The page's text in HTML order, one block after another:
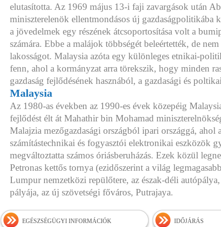
elutasította. Az 1969 május 13-i faji zavargások után
miniszterelenök ellentmondásos új gazdaságpolitikába
a jövedelmek egy részének átcsoportosítása volt a
számára. Ebbe a malájok többségét beleértették, de
lakosságot. Malaysia azóta egy különleges etnikai-
fenn, ahol a kormányzat arra törekszik, hogy minden
gazdaság fejlődésének hasznából, a gazdasági és
Malaysia
Az 1980-as években az 1990-es évek közepéig
fejlődést élt át Mahathir bin Mohamad
Malajzia mezőgazdasági országból ipari országgá, ahol
számítástechnikai és fogyasztói elektronikai eszközök
megváltoztatta számos óriásberuházás. Ezek közül
Petronas kettős tornya (ezidőszerint a világ
Lumpur nemzetközi repülőtere, az észak-déli
pályája, az új szövetségi főváros, Putrajaya.
EGÉSZSÉGÜGYI INFORMÁCIÓK IDŐJÁRÁS